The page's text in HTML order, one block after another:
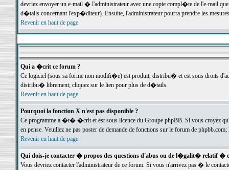
devriez envoyer un e-mail � l'administrateur avec une copie compl�te de l'e-mail
d�tails concernant l'exp�diteur). Ensuite, l'administrateur pourra prendre les
Revenir en haut de page
Qui a �crit ce forum ?
Ce logiciel (sous sa forme non modifi�e) est produit, distribu� et est sous droits
distribu� librement; cliquez sur le lien pour plus de d�tails.
Revenir en haut de page
Pourquoi la fonction X n'est pas disponible ?
Ce programme a �t� �crit et est sous licence du Groupe phpBB. Si vous croyez
en pense. Veuillez ne pas poster de demande de fonctions sur le forum de
Revenir en haut de page
Qui dois-je contacter � propos des questions d'abus ou de l�galit� relatif �
Vous devriez contacter l'administrateur de ce forum. Si vous n'arrivez pas � le